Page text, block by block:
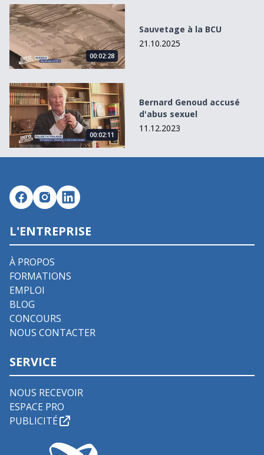
Sauvetage à la BCU
00:02:28
Sauvetage à la BCU
21.10.2025
Bernard Genoud accusé d&#039;abus sexuel
00:02:11
Bernard Genoud accusé
d'abus sexuel
11.12.2023
L'ENTREPRISE
À PROPOS
FORMATIONS
EMPLOI
BLOG
CONCOURS
NOUS CONTACTER
SERVICE
NOUS RECEVOIR
ESPACE PRO
PUBLICITÉ